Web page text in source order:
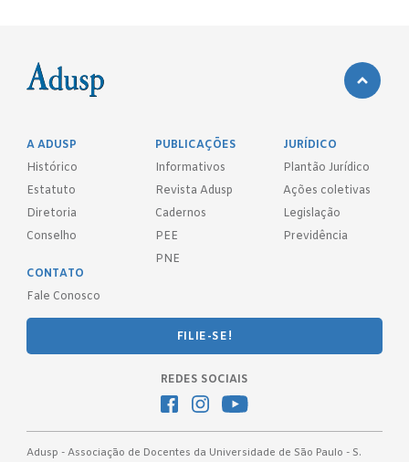
A ADUSP
Histórico
Estatuto
Diretoria
Conselho
PUBLICAÇÕES
Informativos
Revista Adusp
Cadernos
PEE
PNE
JURÍDICO
Plantão Jurídico
Ações coletivas
Legislação
Previdência
CONTATO
Fale Conosco
FILIE-SE!
REDES SOCIAIS
Adusp - Associação de Docentes da Universidade de São Paulo - S.